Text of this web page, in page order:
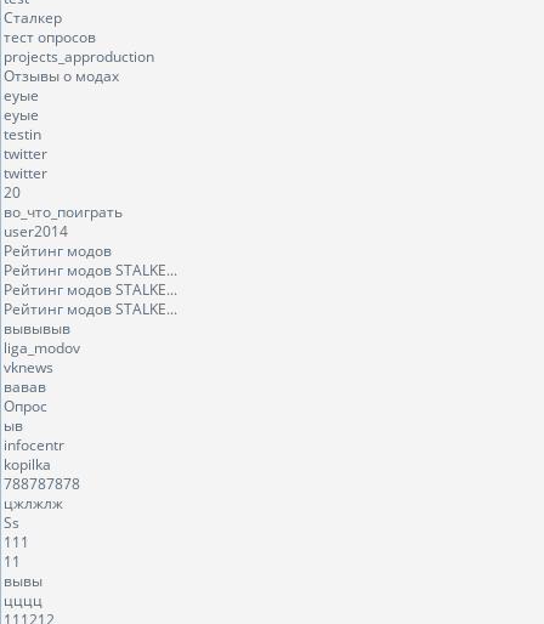
Сталкер
тест опросов
projects_approduction
Отзывы о модах
еуые
еуые
testin
twitter
twitter
20
во_что_поиграть
user2014
Рейтинг модов
Рейтинг модов STALKE...
Рейтинг модов STALKE...
Рейтинг модов STALKE...
вывывыв
liga_modov
vknews
вавав
Опрос
ыв
infocentr
kopilka
788787878
цжлжлж
Ss
111
11
вывы
цццц
111212